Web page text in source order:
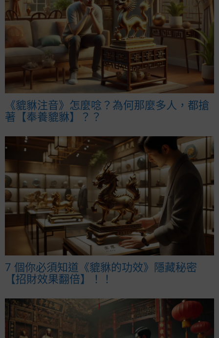
《貔貅注音》怎麼唸？為何那麼多人，都搶
著【奉養貔貅】？？
7 個你必須知道《貔貅的功效》隱藏秘密
【招財效果翻倍】！！